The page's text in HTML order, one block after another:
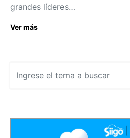
grandes líderes…
Ver más